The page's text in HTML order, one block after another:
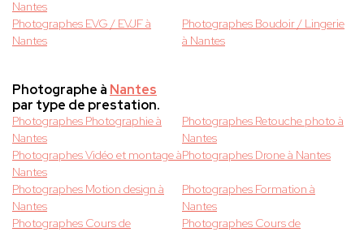
Nantes
Photographes EVG / EVJF à
Nantes
Photographes Boudoir / Lingerie
à Nantes
Photographe à Nantes
par type de prestation.
Photographes Photographie à
Nantes
Photographes Retouche photo à
Nantes
Photographes Vidéo et montage à
Nantes
Photographes Drone à Nantes
Photographes Motion design à
Nantes
Photographes Formation à
Nantes
Photographes Cours de
Photographes Cours de